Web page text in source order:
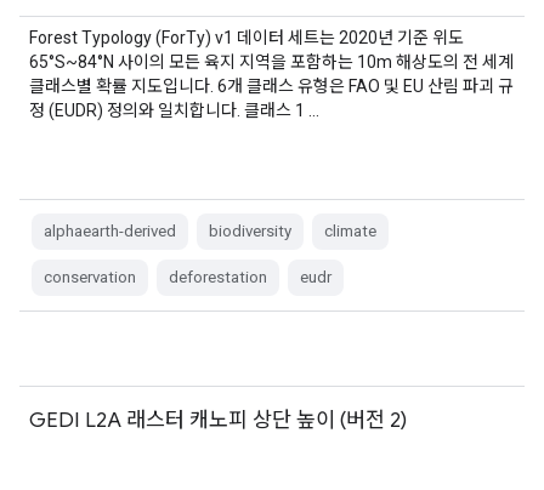
Forest Typology (ForTy) v1 데이터 세트는 2020년 기준 위도
65°S~84°N 사이의 모든 육지 지역을 포함하는 10m 해상도의 전 세계
클래스별 확률 지도입니다. 6개 클래스 유형은 FAO 및 EU 산림 파괴 규
정 (EUDR) 정의와 일치합니다. 클래스 1 …
alphaearth-derived biodiversity climate
conservation deforestation eudr
GEDI L2A 래스터 캐노피 상단 높이 (버전 2)